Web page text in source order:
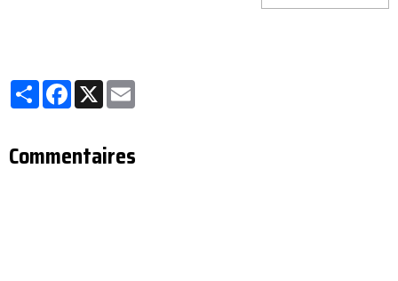
Partager
Facebook
X
Commentaires